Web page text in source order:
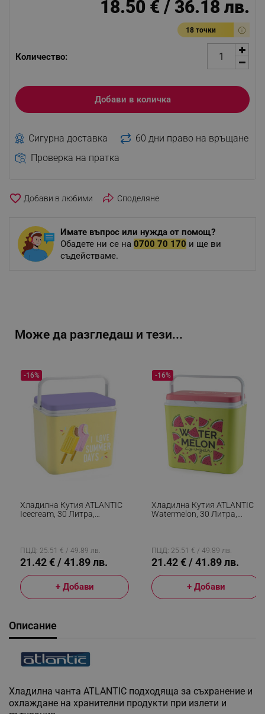
18.50 € / 36.18 лв.
18 точки
Количество:
Добави в количка
Сигурна доставка
60 дни право на връщане
Проверка на пратка
favorite_border Споделяне
Имате въпрос или нужда от помощ?
Обадете ни се на 0700 70 170 и ще ви
съдействаме.
Може да разгледаш и тези...
Хладилна Кутия ATLANTIC
Icecream, 30 Литра,
-16%
ПЦД: 25.51 € / 49.89 лв.
21.42 € / 41.89 лв.
+ Добави
Хладилна Кутия ATLANTIC
Watermelon, 30 Литра,
-16%
ПЦД: 25.51 € / 49.89 лв.
21.42 € / 41.89 лв.
+ Добави
Описание
Хладилна чанта ATLANTIC подходяща за съхранение и
охлаждане на хранителни продукти при излети и